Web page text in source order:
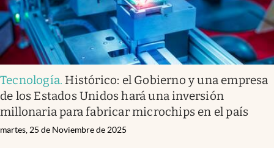
Tecnología. Histórico: el Gobierno y una empresa
de los Estados Unidos hará una inversión
millonaria para fabricar microchips en el país
martes, 25 de Noviembre de 2025